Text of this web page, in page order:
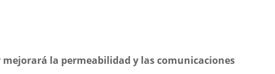
la permeabilidad y las comunicaciones